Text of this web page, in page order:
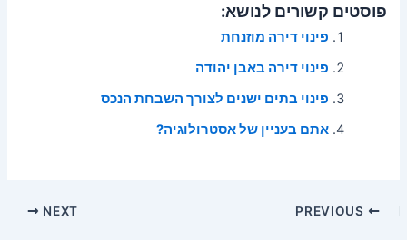
פוסטים קשורים לנושא:
פינוי דירה מוזנחת
פינוי דירה באבן יהודה
פינוי בתים ישנים לצורך השבחת הנכס
אתם בעניין של אסטרולוגיה?
Post
NEXT